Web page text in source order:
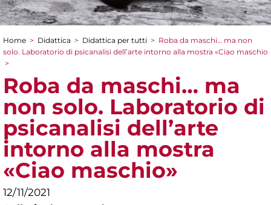
Tu sei qui
Home > Didattica > Didattica per tutti > Roba da maschi… ma non
solo. Laboratorio di psicanalisi dell’arte intorno alla mostra «Ciao maschio
>
Roba da maschi… ma
non solo. Laboratorio di
psicanalisi dell’arte
intorno alla mostra
«Ciao maschio»
12/11/2021